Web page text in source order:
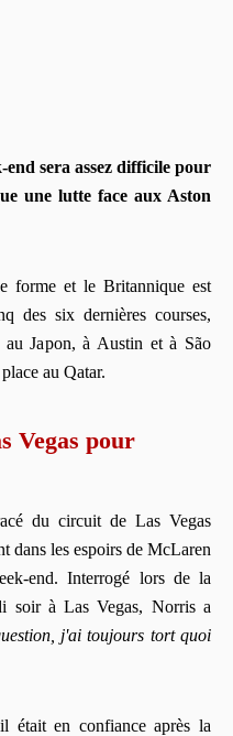
sera assez difficile pour
une lutte face aux Aston
forme et le Britannique est
des six dernières courses,
au Japon, à Austin et à São
au Qatar.
Vegas pour
du circuit de Las Vegas
dans les espoirs de McLaren
end. Interrogé lors de la
soir à Las Vegas, Norris a
j'ai toujours tort quoi
était en confiance après la